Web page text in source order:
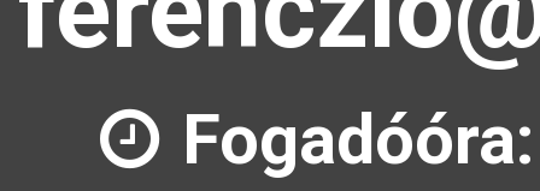
Fogadóóra: